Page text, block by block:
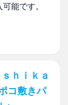
能です。
ｈｉｋａ
コ敷きパ